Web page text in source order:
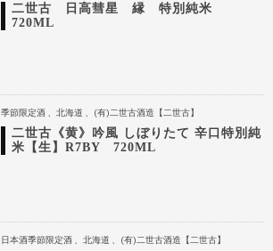
二世古 日高彗星 縁 特別純米
720ML
季節限定酒 北海道 (有)二世古酒造【二世古】
二世古《黄》吟風 しぼりたて 辛口特別純
米【生】R7BY 720ML
日本酒季節限定酒 北海道 (有)二世古酒造【二世古】